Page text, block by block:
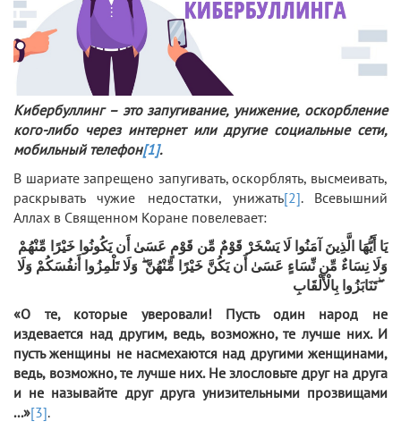
Кибербуллинг – это запугивание, унижение, оскорбление
кого-либо через интернет или другие социальные сети,
мобильный телефон[1].
В шариате запрещено запугивать, оскорблять, высмеивать,
раскрывать чужие недостатки, унижать[2]. Всевышний
Аллах в Священном Коране повелевает:
يَا أَيُّهَا الَّذِينَ آمَنُوا لَا يَسْخَرْ قَوْمٌ مِّن قَوْمٍ عَسَىٰ أَن يَكُونُوا خَيْرًا مِّنْهُمْ
وَلَا نِسَاءٌ مِّن نِّسَاءٍ عَسَىٰ أَن يَكُنَّ خَيْرًا مِّنْهُنَّ ۖ وَلَا تَلْمِزُوا أَنفُسَكُمْ وَلَا
تَنَابَزُوا بِالْأَلْقَابِ ۖ
«О те, которые уверовали! Пусть один народ не
издевается над другим, ведь, возможно, те лучше них. И
пусть женщины не насмехаются над другими женщинами,
ведь, возможно, те лучше них. Не злословьте друг на друга
и не называйте друг друга унизительными прозвищами
...»[3].